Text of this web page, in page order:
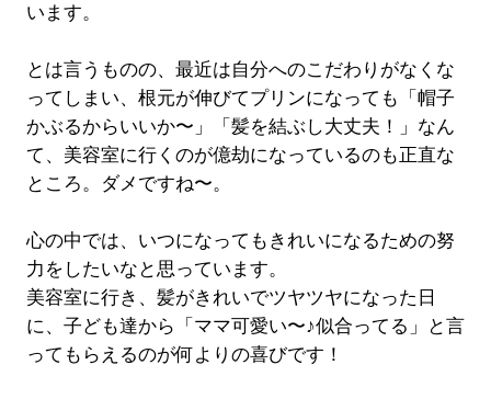
います。
とは言うものの、最近は自分へのこだわりがなくな
ってしまい、根元が伸びてプリンになっても「帽子
かぶるからいいか〜」「髪を結ぶし大丈夫！」なん
て、美容室に行くのが億劫になっているのも正直な
ところ。ダメですね〜。
心の中では、いつになってもきれいになるための努
力をしたいなと思っています。
美容室に行き、髪がきれいでツヤツヤになった日
に、子ども達から「ママ可愛い〜♪似合ってる」と言
ってもらえるのが何よりの喜びです！